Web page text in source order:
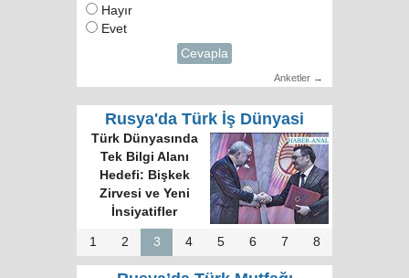
Hayır
Evet
Cevapla
Anketler →
Rusya'da Türk İş Dünyasi
Türk Dünyasında
Tek Bilgi Alanı
Hedefi: Bişkek
Zirvesi ve Yeni
İnsiyatifler
1 2 3 4 5 6 7 8